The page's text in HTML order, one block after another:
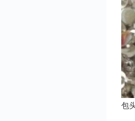
包